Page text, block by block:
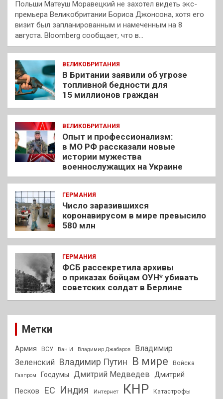
Польши Матеуш Моравецкий не захотел видеть экс-
премьера Великобритании Бориса Джонсона, хотя его
визит был запланированным и намеченным на 8
августа. Bloomberg сообщает, что в…
ВЕЛИКОБРИТАНИЯ
В Британии заявили об угрозе
топливной бедности для
15 миллионов граждан
ВЕЛИКОБРИТАНИЯ
Опыт и профессионализм:
в МО РФ рассказали новые
истории мужества
военнослужащих на Украине
ГЕРМАНИЯ
Число заразившихся
коронавирусом в мире превысило
580 млн
ГЕРМАНИЯ
ФСБ рассекретила архивы
о приказах бойцам ОУН* убивать
советских солдат в Берлине
Метки
Армия ВСУ Ван И Владимир Джабаров
Владимир
Зеленский
Владимир Путин В мире Войска
Газпром Госдумы Дмитрий Медведев Дмитрий
Песков
ЕС Индия Интернет КНР Катастрофы